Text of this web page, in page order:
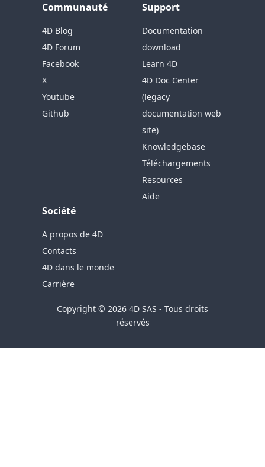
Communauté
4D Blog
4D Forum
Facebook
X
Youtube
Github
Support
Documentation
download
Learn 4D
4D Doc Center
(legacy
documentation web
site)
Knowledgebase
Téléchargements
Resources
Aide
Société
A propos de 4D
Contacts
4D dans le monde
Carrière
Copyright © 2026 4D SAS - Tous droits
réservés